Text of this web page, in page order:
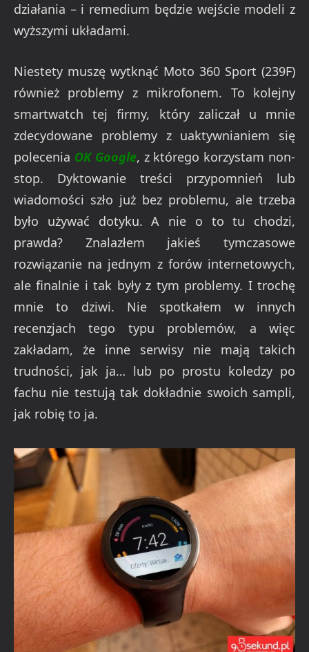
działania – i remedium będzie wejście modeli z
wyższymi układami.
Niestety muszę wytknąć Moto 360 Sport (239F)
również problemy z mikrofonem. To kolejny
smartwatch tej firmy, który zaliczał u mnie
zdecydowane problemy z uaktywnianiem się
polecenia OK Google, z którego korzystam non-
stop. Dyktowanie treści przypomnień lub
wiadomości szło już bez problemu, ale trzeba
było używać dotyku. A nie o to tu chodzi,
prawda? Znalazłem jakieś tymczasowe
rozwiązanie na jednym z forów internetowych,
ale finalnie i tak były z tym problemy. I trochę
mnie to dziwi. Nie spotkałem w innych
recenzjach tego typu problemów, a więc
zakładam, że inne serwisy nie mają takich
trudności, jak ja… lub po prostu koledzy po
fachu nie testują tak dokładnie swoich sampli,
jak robię to ja.